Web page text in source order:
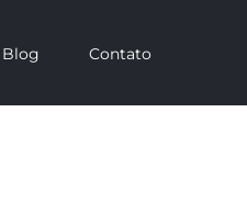
Blog Contato